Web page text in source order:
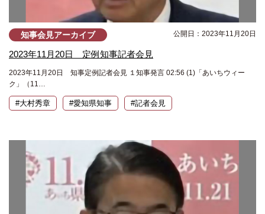
知事会見アーカイブ 公開日：2023年11月20日
2023年11月20日 定例知事記者会見
2023年11月20日 知事定例記者会見 １知事発言 02:56 (1)「あいちウィー
ク」（11…
#大村秀章 #愛知県知事 #記者会見